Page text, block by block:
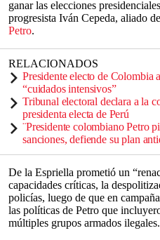
ganar las elecciones
progresista Iván Cepeda, aliado
Petro.
RELACIONADOS
Presidente electo de Colombia
“cuidados intensivos”
Tribunal electoral declara a la
presidenta electa de Perú
¨Presidente colombiano Petro
sanciones, defiende su plan
De la Espriella prometió un
capacidades críticas, la
policías, luego de que en
las políticas de Petro que
múltiples grupos armados ilegales.